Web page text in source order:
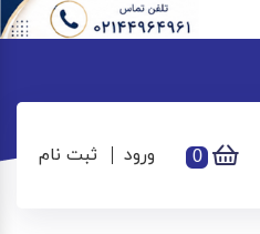
0 ورود ثبت نام